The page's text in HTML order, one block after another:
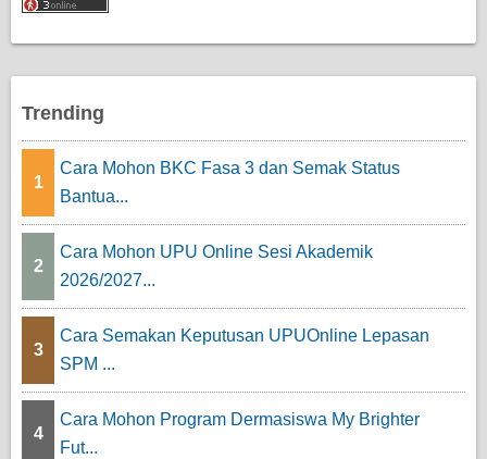
Trending
1
Cara Mohon BKC Fasa 3 dan Semak Status
Bantua...
2
Cara Mohon UPU Online Sesi Akademik
2026/2027...
3
Cara Semakan Keputusan UPUOnline Lepasan
SPM ...
4
Cara Mohon Program Dermasiswa My Brighter
Fut...